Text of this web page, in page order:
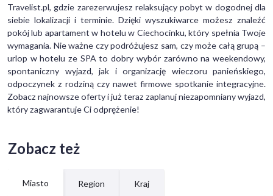
Travelist.pl, gdzie zarezerwujesz relaksujący pobyt w dogodnej dla
siebie lokalizacji i terminie. Dzięki wyszukiwarce możesz znaleźć
pokój lub apartament w hotelu w Ciechocinku, który spełnia Twoje
wymagania. Nie ważne czy podróżujesz sam, czy może całą grupą –
urlop w hotelu ze SPA to dobry wybór zarówno na weekendowy,
spontaniczny wyjazd, jak i organizację wieczoru panieńskiego,
odpoczynek z rodziną czy nawet firmowe spotkanie integracyjne.
Zobacz najnowsze oferty i już teraz zaplanuj niezapomniany wyjazd,
który zagwarantuje Ci odprężenie!
Zobacz też
Miasto Region Kraj